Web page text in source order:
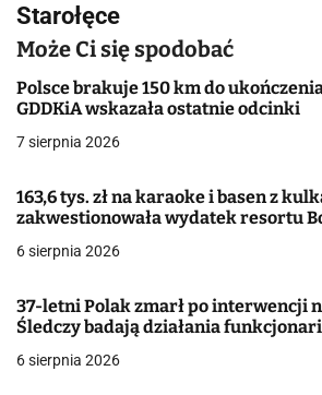
a
c
j
a
w
p
s
u
Starołęce
Może Ci się spodobać
Polsce brakuje 150 km do
GDDKiA wskazała ostatnie odcinki
7 sierpnia 2026
163,6 tys. zł na karaoke i basen z
zakwestionowała wydatek resortu
6 sierpnia 2026
37-letni Polak zmarł po interwencji
Śledczy badają działania
6 sierpnia 2026